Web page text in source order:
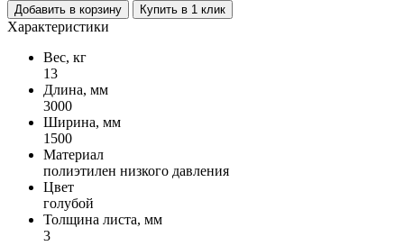
Добавить в корзину Купить в 1 клик
Характеристики
Вес, кг
13
Длина, мм
3000
Ширина, мм
1500
Материал
полиэтилен низкого давления
Цвет
голубой
Толщина листа, мм
3